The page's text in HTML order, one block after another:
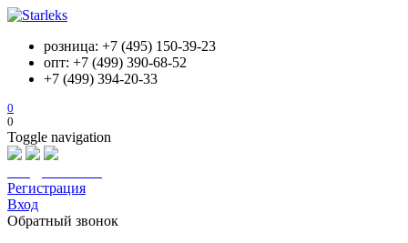
розница: +7 (495) 150-39-23
опт: +7 (499) 390-68-52
+7 (499) 394-20-33
0
0
Toggle navigation
Регистрация
Вход
Обратный звонок